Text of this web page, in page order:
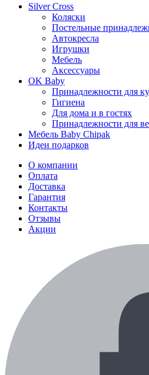
Silver Cross
Коляски
Постельные
Автокресла
Игрушки
Мебель
Аксессуары
OK Baby
Принадлежности для
Гигиена
Для дома и в гостях
Принадлежности для
Мебель Baby Chipak
Идеи подарков
О компании
Оплата
Доставка
Гарантия
Контакты
Отзывы
Акции